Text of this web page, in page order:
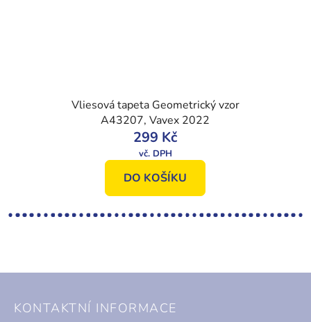
Vliesová tapeta Geometrický vzor
A43207, Vavex 2022
299 Kč
DO KOŠÍKU
KONTAKTNÍ INFORMACE